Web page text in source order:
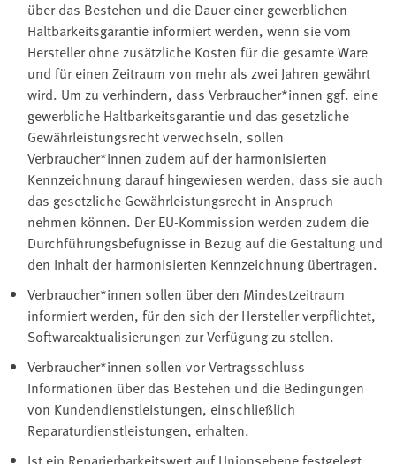
über das Bestehen und die Dauer einer gewerblichen
Haltbarkeitsgarantie informiert werden, wenn sie vom
Hersteller ohne zusätzliche Kosten für die gesamte Ware
und für einen Zeitraum von mehr als zwei Jahren gewährt
wird. Um zu verhindern, dass Verbraucher*innen ggf. eine
gewerbliche Haltbarkeitsgarantie und das gesetzliche
Gewährleistungsrecht verwechseln, sollen
Verbraucher*innen zudem auf der harmonisierten
Kennzeichnung darauf hingewiesen werden, dass sie auch
das gesetzliche Gewährleistungsrecht in Anspruch
nehmen können. Der EU-Kommission werden zudem die
Durchführungsbefugnisse in Bezug auf die Gestaltung und
den Inhalt der harmonisierten Kennzeichnung übertragen.
Verbraucher*innen sollen über den Mindestzeitraum
informiert werden, für den sich der Hersteller verpflichtet,
Softwareaktualisierungen zur Verfügung zu stellen.
Verbraucher*innen sollen vor Vertragsschluss
Informationen über das Bestehen und die Bedingungen
von Kundendienstleistungen, einschließlich
Reparaturdienstleistungen, erhalten.
Ist ein Reparierbarkeitswert auf Unionsebene festgelegt,